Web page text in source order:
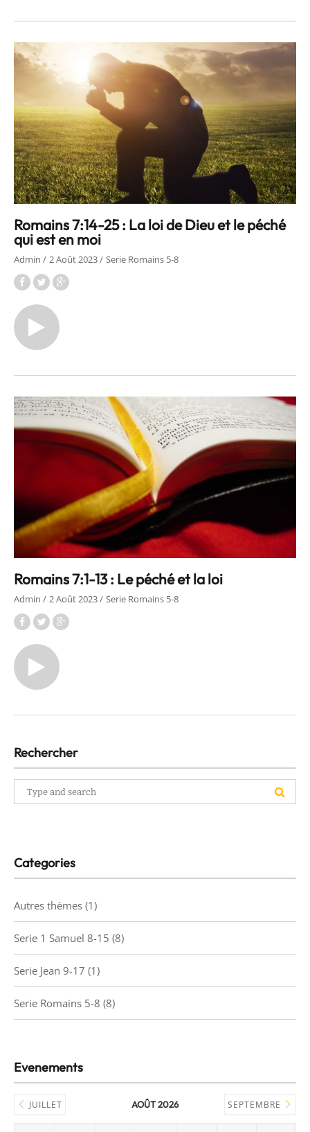
Romains 7:14-25 : La loi de Dieu et le péché
qui est en moi
Admin 2 Août 2023 Serie Romains 5-8
Romains 7:1-13 : Le péché et la loi
Admin 2 Août 2023 Serie Romains 5-8
Rechercher
Search
for:
Categories
Autres thèmes (1)
Serie 1 Samuel 8-15 (8)
Serie Jean 9-17 (1)
Serie Romains 5-8 (8)
Evenements
JUILLET AOÛT 2026 SEPTEMBRE